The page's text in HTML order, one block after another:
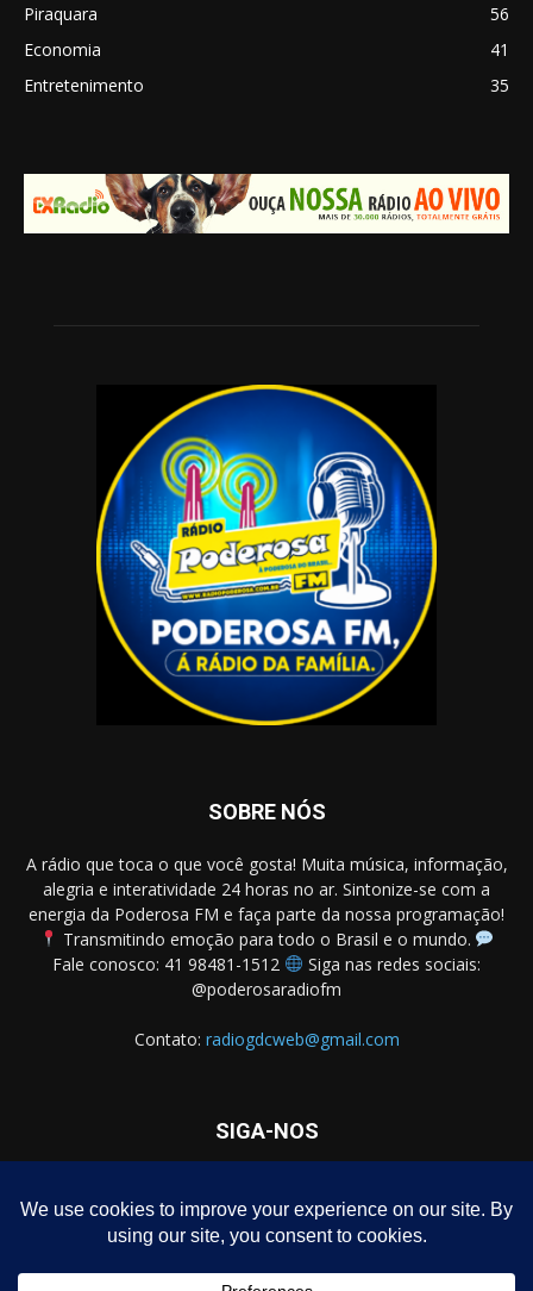
Piraquara
56
Economia
41
Entretenimento
35
SOBRE NÓS
A rádio que toca o que você gosta! Muita música, informação,
alegria e interatividade 24 horas no ar. Sintonize-se com a
energia da Poderosa FM e faça parte da nossa programação!
Transmitindo emoção para todo o Brasil e o mundo.
Fale conosco: 41 98481-1512
Siga nas redes sociais:
@poderosaradiofm
Contato: radiogdcweb@gmail.com
SIGA-NOS